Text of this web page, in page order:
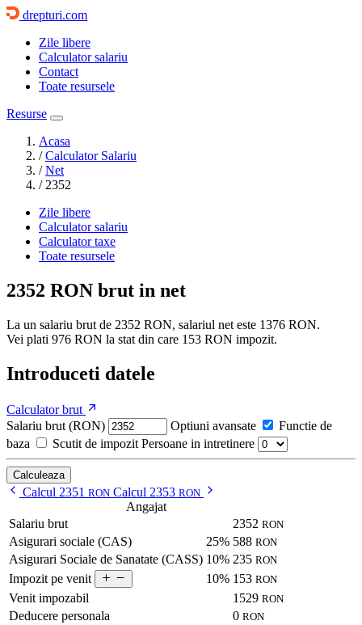
drepturi.com
Zile libere
Calculator salariu
Contact
Toate resursele
Resurse
Acasa
/ Calculator Salariu
/ Net
/ 2352
Zile libere
Calculator salariu
Calculator taxe
Toate resursele
2352 RON brut in net
La un salariu brut de 2352 RON, salariul net este 1376 RON.
Vei plati 976 RON la stat din care 153 RON impozit.
Introduceti datele
Calculator brut
Salariu brut (RON)
Optiuni avansate
Functie de
baza
Scutit de impozit Persoane in intretinere
Calculeaza
Calcul 2351 RON Calcul 2353 RON
Angajat
Salariu brut
2352 RON
Asigurari sociale (CAS) 25% 588 RON
Asigurari Sociale de Sanatate (CASS) 10% 235 RON
Impozit pe venit 10% 153 RON
Venit impozabil 1529 RON
Deducere personala 0 RON